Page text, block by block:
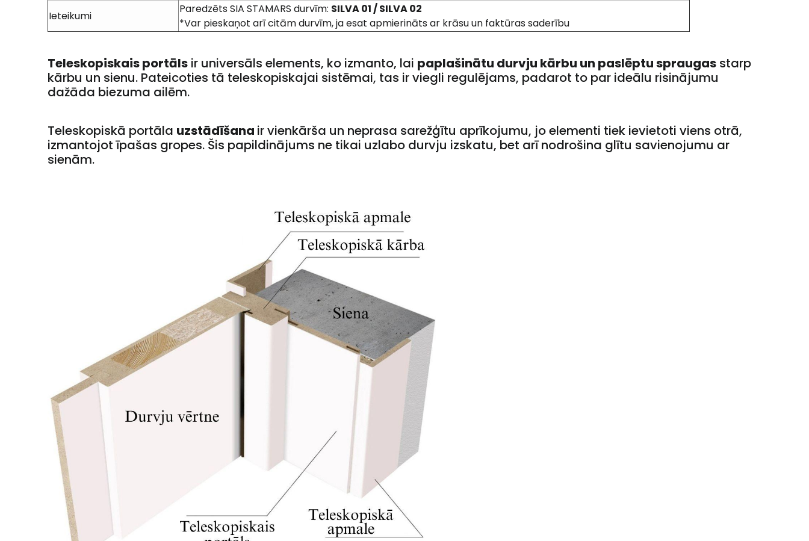
Ieteikumi
Paredzēts SIA STAMARS durvīm: SILVA 01 / SILVA 02
*Var pieskaņot arī citām durvīm, ja esat apmierināts ar krāsu un faktūras saderību
Teleskopiskais portāls ir universāls elements, ko izmanto, lai paplašinātu durvju kārbu un paslēptu spraugas starp
kārbu un sienu. Pateicoties tā teleskopiskajai sistēmai, tas ir viegli regulējams, padarot to par ideālu risinājumu
dažāda biezuma ailēm.
Teleskopiskā portāla uzstādīšana ir vienkārša un neprasa sarežģītu aprīkojumu, jo elementi tiek ievietoti viens otrā,
izmantojot īpašas gropes. Šis papildinājums ne tikai uzlabo durvju izskatu, bet arī nodrošina glītu savienojumu ar
sienām.